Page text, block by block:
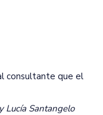
consultante que el
Lucía Santangelo